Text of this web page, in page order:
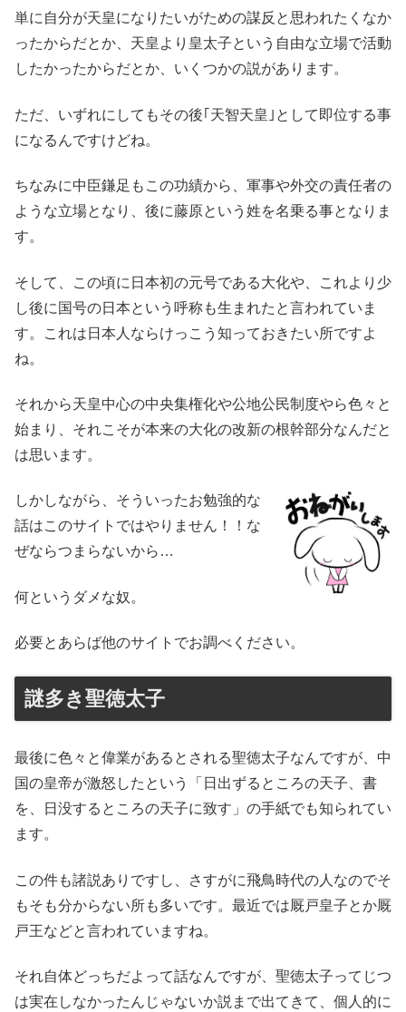
単に自分が天皇になりたいがための謀反と思われたくなか
ったからだとか、天皇より皇太子という自由な立場で活動
したかったからだとか、いくつかの説があります。
ただ、いずれにしてもその後｢天智天皇｣として即位する事
になるんですけどね。
ちなみに中臣鎌足もこの功績から、軍事や外交の責任者の
ような立場となり、後に藤原という姓を名乗る事となりま
す。
そして、この頃に日本初の元号である大化や、これより少
し後に国号の日本という呼称も生まれたと言われていま
す。これは日本人ならけっこう知っておきたい所ですよ
ね。
それから天皇中心の中央集権化や公地公民制度やら色々と
始まり、それこそが本来の大化の改新の根幹部分なんだと
は思います。
しかしながら、そういったお勉強的な
話はこのサイトではやりません！！な
ぜならつまらないから…
何というダメな奴。
必要とあらば他のサイトでお調べください。
謎多き聖徳太子
最後に色々と偉業があるとされる聖徳太子なんですが、中
国の皇帝が激怒したという「日出ずるところの天子、書
を、日没するところの天子に致す」の手紙でも知られてい
ます。
この件も諸説ありですし、さすがに飛鳥時代の人なのでそ
もそも分からない所も多いです。最近では厩戸皇子とか厩
戸王などと言われていますね。
それ自体どっちだよって話なんですが、聖徳太子ってじつ
は実在しなかったんじゃないか説まで出てきて、個人的に